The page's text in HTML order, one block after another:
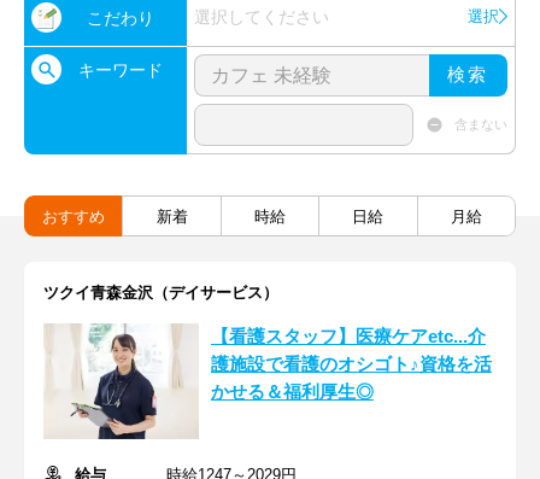
こだわり 選択してください 選択
キーワード 検索
含まない
おすすめ 新着 時給 日給 月給
ツクイ青森金沢（デイサービス）
【看護スタッフ】医療ケアetc...介
護施設で看護のオシゴト♪資格を活
かせる＆福利厚生◎
給与
時給1247～2029円